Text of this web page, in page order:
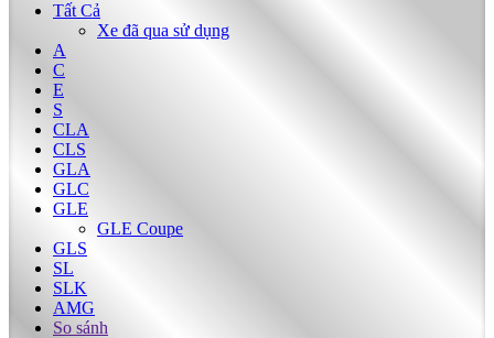
Tất Cả
Xe đã qua sử dụng
A
C
E
S
CLA
CLS
GLA
GLC
GLE
GLE Coupe
GLS
SL
SLK
AMG
So sánh